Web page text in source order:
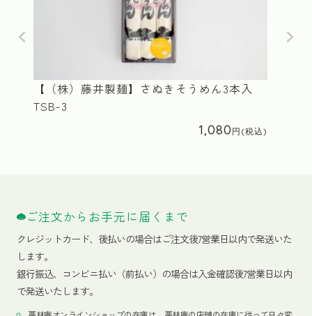
【（株）藤井製麺】さぬきそうめん3本入
TSB-3
1,080
ご注文からお手元に届くまで
クレジットカード、 後払いの場合はご注文後7営業日以内で発送いた
します。
銀行振込、コンビニ払い（前払い）の場合は入金確認後7営業日以内
で発送いたします。